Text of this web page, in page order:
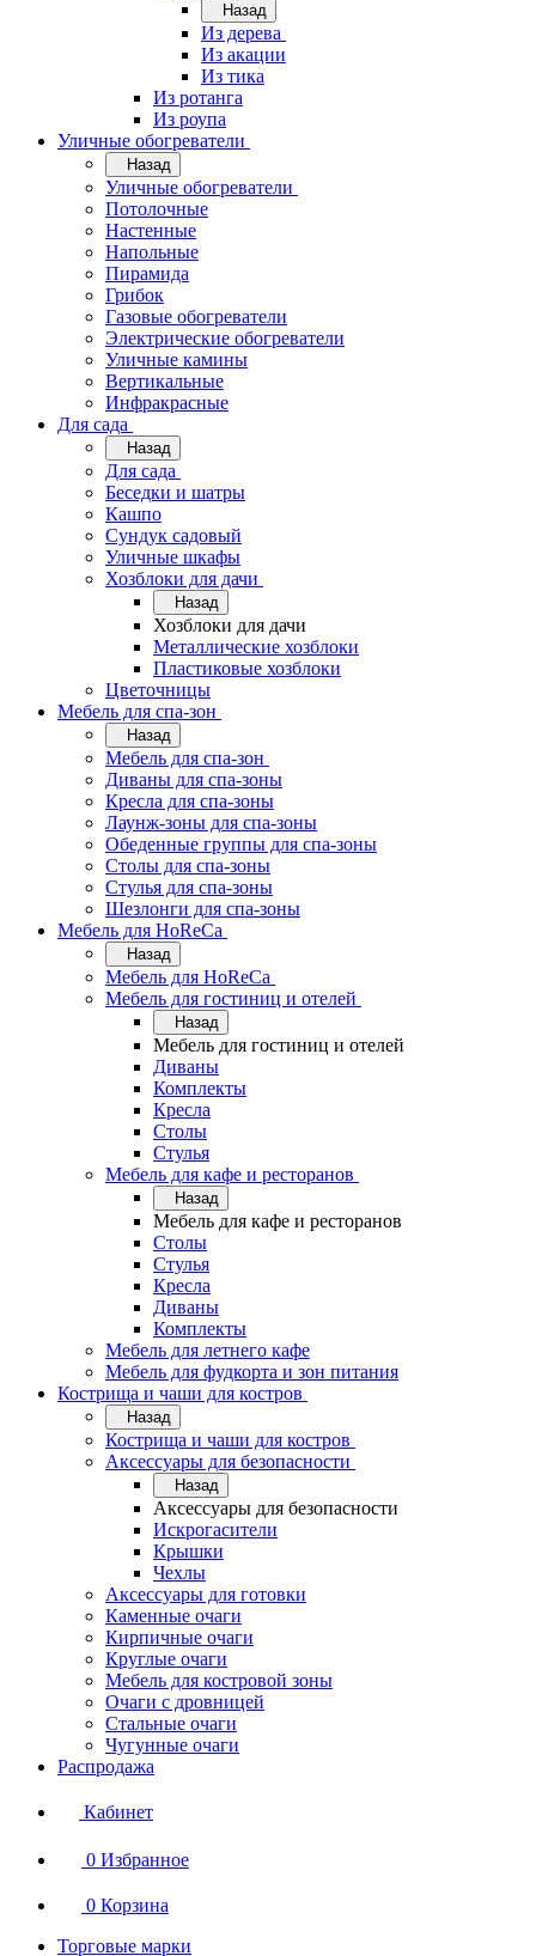
Назад
Из дерева
Из акации
Из тика
Из ротанга
Из роупа
Уличные обогреватели
Назад
Уличные обогреватели
Потолочные
Настенные
Напольные
Пирамида
Грибок
Газовые обогреватели
Электрические обогреватели
Уличные камины
Вертикальные
Инфракрасные
Для сада
Назад
Для сада
Беседки и шатры
Кашпо
Сундук садовый
Уличные шкафы
Хозблоки для дачи
Назад
Хозблоки для дачи
Металлические хозблоки
Пластиковые хозблоки
Цветочницы
Мебель для спа-зон
Назад
Мебель для спа-зон
Диваны для спа-зоны
Кресла для спа-зоны
Лаунж-зоны для спа-зоны
Обеденные группы для спа-зоны
Столы для спа-зоны
Стулья для спа-зоны
Шезлонги для спа-зоны
Мебель для HoReCa
Назад
Мебель для HoReCa
Мебель для гостиниц и отелей
Назад
Мебель для гостиниц и отелей
Диваны
Комплекты
Кресла
Столы
Стулья
Мебель для кафе и ресторанов
Назад
Мебель для кафе и ресторанов
Столы
Стулья
Кресла
Диваны
Комплекты
Мебель для летнего кафе
Мебель для фудкорта и зон питания
Кострища и чаши для костров
Назад
Кострища и чаши для костров
Аксессуары для безопасности
Назад
Аксессуары для безопасности
Искрогасители
Крышки
Чехлы
Аксессуары для готовки
Каменные очаги
Кирпичные очаги
Круглые очаги
Мебель для костровой зоны
Очаги с дровницей
Стальные очаги
Чугунные очаги
Распродажа
Кабинет
0 Избранное
0 Корзина
Торговые марки